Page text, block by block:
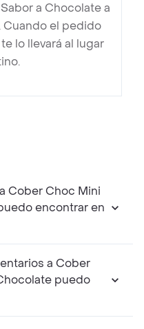
a Chocolate a
Cuando el pedido
lo llevará al lugar
Cober Choc Mini
encontrar en
a Cober
puedo